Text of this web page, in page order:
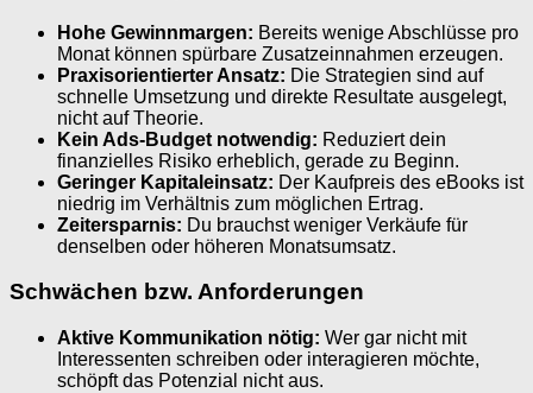
Hohe Gewinnmargen: Bereits wenige Abschlüsse pro
Monat können spürbare Zusatzeinnahmen erzeugen.
Praxisorientierter Ansatz: Die Strategien sind auf
schnelle Umsetzung und direkte Resultate ausgelegt,
nicht auf Theorie.
Kein Ads-Budget notwendig: Reduziert dein
finanzielles Risiko erheblich, gerade zu Beginn.
Geringer Kapitaleinsatz: Der Kaufpreis des eBooks ist
niedrig im Verhältnis zum möglichen Ertrag.
Zeitersparnis: Du brauchst weniger Verkäufe für
denselben oder höheren Monatsumsatz.
Schwächen bzw. Anforderungen
Aktive Kommunikation nötig: Wer gar nicht mit
Interessenten schreiben oder interagieren möchte,
schöpft das Potenzial nicht aus.